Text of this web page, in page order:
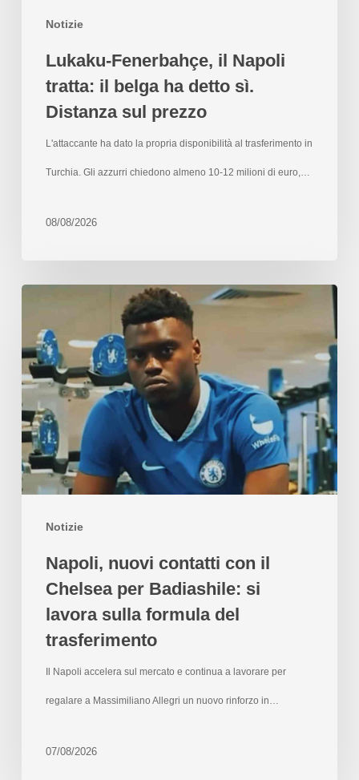
Notizie
Lukaku-Fenerbahçe, il Napoli
tratta: il belga ha detto sì.
Distanza sul prezzo
L'attaccante ha dato la propria disponibilità al trasferimento in
Turchia. Gli azzurri chiedono almeno 10-12 milioni di euro,…
08/08/2026
Notizie
Napoli, nuovi contatti con il
Chelsea per Badiashile: si
lavora sulla formula del
trasferimento
Il Napoli accelera sul mercato e continua a lavorare per
regalare a Massimiliano Allegri un nuovo rinforzo in…
07/08/2026